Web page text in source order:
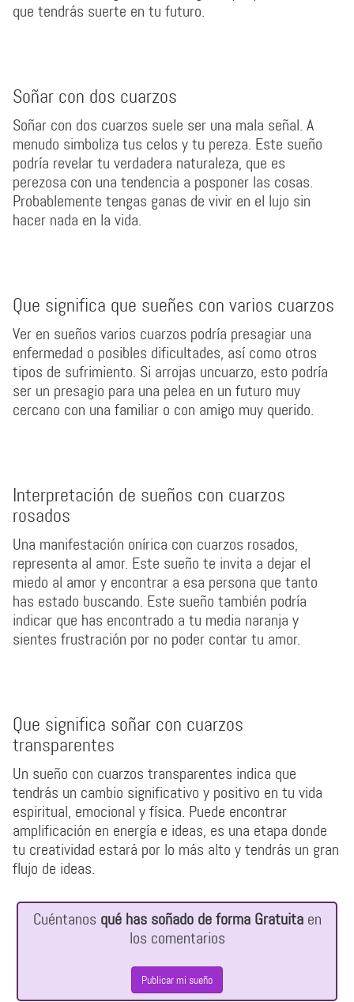
que tendrás suerte en tu futuro.
Soñar con dos cuarzos
Soñar con dos cuarzos suele ser una mala señal. A
menudo simboliza tus celos y tu pereza. Este sueño
podría revelar tu verdadera naturaleza, que es
perezosa con una tendencia a posponer las cosas.
Probablemente tengas ganas de vivir en el lujo sin
hacer nada en la vida.
Que significa que sueñes con varios cuarzos
Ver en sueños varios cuarzos podría presagiar una
enfermedad o posibles dificultades, así como otros
tipos de sufrimiento. Si arrojas uncuarzo, esto podría
ser un presagio para una pelea en un futuro muy
cercano con una familiar o con amigo muy querido.
Interpretación de sueños con cuarzos
rosados
Una manifestación onírica con cuarzos rosados,
representa al amor. Este sueño te invita a dejar el
miedo al amor y encontrar a esa persona que tanto
has estado buscando. Este sueño también podría
indicar que has encontrado a tu media naranja y
sientes frustración por no poder contar tu amor.
Que significa soñar con cuarzos
transparentes
Un sueño con cuarzos transparentes indica que
tendrás un cambio significativo y positivo en tu vida
espiritual, emocional y física. Puede encontrar
amplificación en energía e ideas, es una etapa donde
tu creatividad estará por lo más alto y tendrás un gran
flujo de ideas.
Cuéntanos qué has soñado de forma Gratuitaen
los comentarios
Publicar mi sueño